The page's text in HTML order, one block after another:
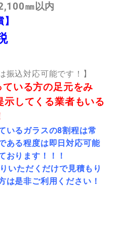
㎜以内
振込対応可能です！】
いる方の足元をみ
してくる業者もいる
いるガラスの8割程は常
ある程度は即日対応可能
おります！！！
いただくだけで見積もり
は是非ご利用ください！